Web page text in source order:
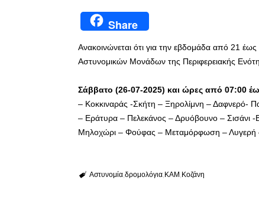
Share
Ανακοινώνεται ότι για την εβδομάδα από 21
Αστυνομικών Μονάδων της Περιφερειακής
Σάββατο (26-07-2025) και ώρες από 07:00
– Κοκκιναράς -Σκήτη – Ξηρολίμνη – Δαφνερό-
– Εράτυρα – Πελεκάνος – Δρυόβουνο –
Μηλοχώρι – Φούφας – Μεταμόρφωση – Λυγερή
Αστυνομία δρομολόγια ΚΑΜ Κοζάνη